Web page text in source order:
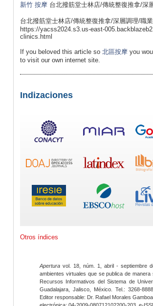
新竹 按摩 台北撥筋堂士林店/傳統整復推拿/深
台北撥筋堂士林店/傳統整復推拿/深層調理/職
https://yacss2024.s3.us-east-
clinics.html
If you beloved this article so 北區按摩 you
to visit our own internet site.
Indizaciones
Otros índices
Apertura vol. 18, núm. 1, abril - septiembre
ambientes virtuales que se publica de
Recursos Informativos del Sistema de
Guadalajara, Jalisco, México. Tel.: 3268-
Editor responsable: Dr. Rafael Morales